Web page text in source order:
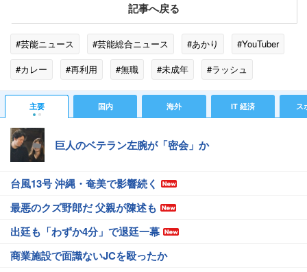
記事へ戻る
#芸能ニュース #芸能総合ニュース #あかり
#YouTuber
#カレー
#再利用 #無職 #未成年
#ラッシュ
#アルバイト
#アイリス #双子 #YouTube
#職業
#ポーランド
#小学生 #著作権
主要 国内 海外 IT 経済 ス
巨人のベテラン左腕が「密会」か
台風13号 沖縄・奄美で影響続く
最悪のクズ野郎だ 父親が陳述も
出廷も「わずか4分」で退廷一幕
商業施設で面識ないJCを殴ったか